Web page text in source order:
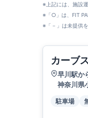
※上記には、施設
※「○」は、FIT
※「－」は未提供
カーブ
早川駅か
神奈川県
駐車場